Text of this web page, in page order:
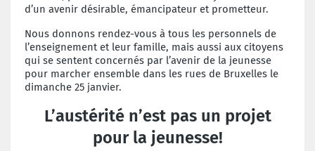
d’un avenir désirable, émancipateur et prometteur.
Nous donnons rendez-vous à tous les personnels de
l’enseignement et leur famille, mais aussi aux citoyens
qui se sentent concernés par l’avenir de la jeunesse
pour marcher ensemble dans les rues de Bruxelles le
dimanche 25 janvier.
L’austérité n’est pas un projet
pour la jeunesse!